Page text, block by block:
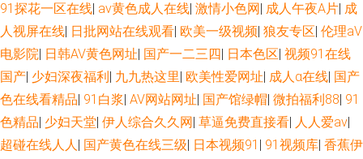
91探花一区在线| av黄色成人在线| 激情小色网| 成人午夜A片| 成
人视屏在线| 日批网站在线观看| 欧美一级视频| 狼友专区| 伦理aV
电影院| 日韩AV黄色网址| 国产一二三四| 日本色区| 视频91在线
国产| 少妇深夜福利| 九九热这里| 欧美性爱网址| 成人α在线| 国产
色在线看精品| 91白浆| AV网站网址| 国产馆绿帽| 微拍福利88| 91
色精品| 少妇天堂| 伊人综合久久网| 草逼免费直接看| 人人爱av|
超碰在线人人| 国产黄色在线三级| 日本视频91 | 91视频库| 香蕉伊